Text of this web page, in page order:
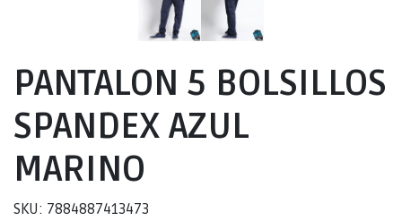
PANTALON 5 BOLSILLOS
SPANDEX AZUL
MARINO
SKU: 7884887413473